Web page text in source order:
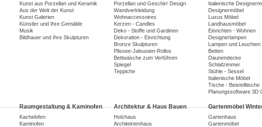
Kunst aus Porzellan und Keramik
Aus der Welt der Kunst
Kunst Galerien
Künstler und Ihre Gemälde
Musik
Bildhauer und Ihre Skulpturen
Porzellan und Geschirr Design
Wandverkleidung
Wohnaccessoires
Kerzen - Candles
Deko - Stoffe und Gardinen
Dekoration - Einrichtung
Bronze Skulpturen
Plissee-Jalousien-Rollos
Bettwäsche zum Verführen
Spiegel
Teppiche
Italienische
Designermöbel
Luxus Möbel
Landhausmöbel
Einrichten - Wohnen
Designerlampen
Lampen und Leuchten
Betten
Daunendecke
Schlafzimmer
Stühle - Sessel
Italienische Möbel
Tische - Beistelltische
Planungssoftware 3D
Raumgestaltung & Kaminofen
Kachelofen
Kaminofen
Architektur & Haus Bauen
Holzhaus
Architektenhaus
Gartenmöbel
Gartenhaus
Gartenmöbel